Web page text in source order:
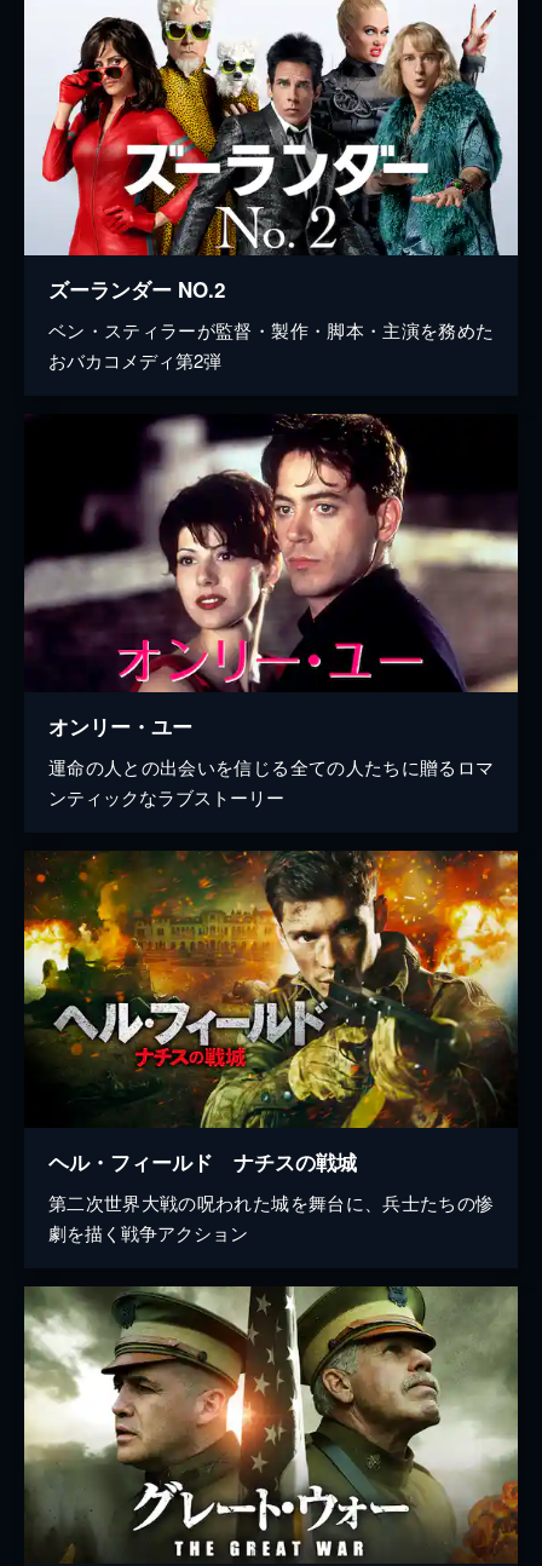
ズーランダー NO.2
ベン・スティラーが監督・製作・脚本・主演を務めた
おバカコメディ第2弾
オンリー・ユー
運命の人との出会いを信じる全ての人たちに贈るロマ
ンティックなラブストーリー
ヘル・フィールド ナチスの戦城
第二次世界大戦の呪われた城を舞台に、兵士たちの惨
劇を描く戦争アクション